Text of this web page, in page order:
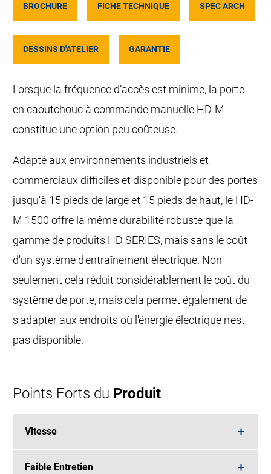
BROCHURE FICHE TECHNIQUE SPEC ARCH
DESSINS D'ATELIER GARANTIE
Lorsque la fréquence d’accès est minime, la porte
en caoutchouc à commande manuelle HD-M
constitue une option peu coûteuse.
Adapté aux environnements industriels et
commerciaux difficiles et disponible pour des portes
jusqu'à 15 pieds de large et 15 pieds de haut, le HD-
M 1500 offre la même durabilité robuste que la
gamme de produits HD SERIES, mais sans le coût
d'un système d'entraînement électrique. Non
seulement cela réduit considérablement le coût du
système de porte, mais cela permet également de
s'adapter aux endroits où l'énergie électrique n'est
pas disponible.
Points Forts du Produit
Vitesse
Faible Entretien